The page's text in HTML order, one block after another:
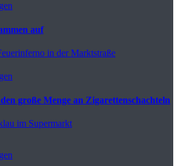
auf
in der Marktstraße
große Menge an Zigarettenschachteln
im Supermarkt